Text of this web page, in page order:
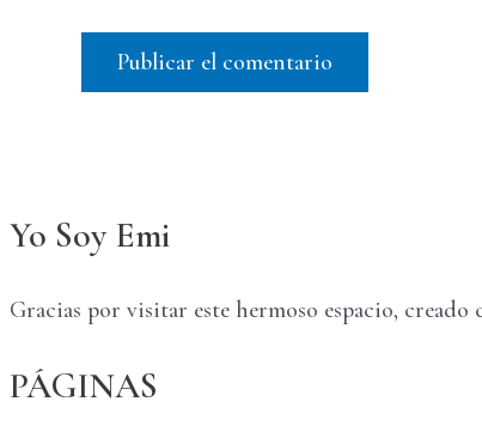
Yo Soy Emi
Gracias por visitar este hermoso espacio, creado
PÁGINAS